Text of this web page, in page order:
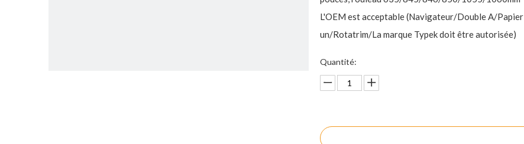
L'OEM est acceptable (Navigateur/Double A/Papier
un/Rotatrim/La marque Typek doit être autorisée)
Quantité: